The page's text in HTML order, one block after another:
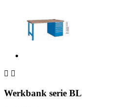
 
Werkbank serie BL